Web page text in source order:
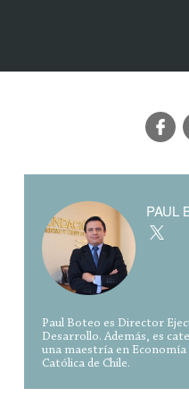
PAUL
Paul Boteo es Director
Desarrollo. Además, es
una maestría en
Católica de Chile.